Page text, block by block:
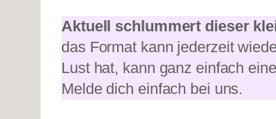
Aktuell schlummert dieser
das Format kann jederzeit
Lust hat, kann ganz einfach
Melde dich einfach bei uns.